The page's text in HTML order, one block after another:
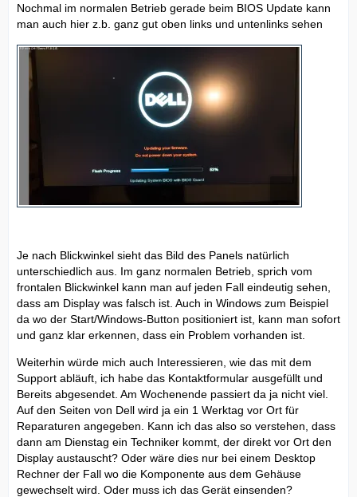
Nochmal im normalen Betrieb gerade beim BIOS Update kann
man auch hier z.b. ganz gut oben links und untenlinks sehen
Je nach Blickwinkel sieht das Bild des Panels natürlich
unterschiedlich aus. Im ganz normalen Betrieb, sprich vom
frontalen Blickwinkel kann man auf jeden Fall eindeutig sehen,
dass am Display was falsch ist. Auch in Windows zum Beispiel
da wo der Start/Windows-Button positioniert ist, kann man sofort
und ganz klar erkennen, dass ein Problem vorhanden ist.
Weiterhin würde mich auch Interessieren, wie das mit dem
Support abläuft, ich habe das Kontaktformular ausgefüllt und
Bereits abgesendet. Am Wochenende passiert da ja nicht viel.
Auf den Seiten von Dell wird ja ein 1 Werktag vor Ort für
Reparaturen angegeben. Kann ich das also so verstehen, dass
dann am Dienstag ein Techniker kommt, der direkt vor Ort den
Display austauscht? Oder wäre dies nur bei einem Desktop
Rechner der Fall wo die Komponente aus dem Gehäuse
gewechselt wird. Oder muss ich das Gerät einsenden?